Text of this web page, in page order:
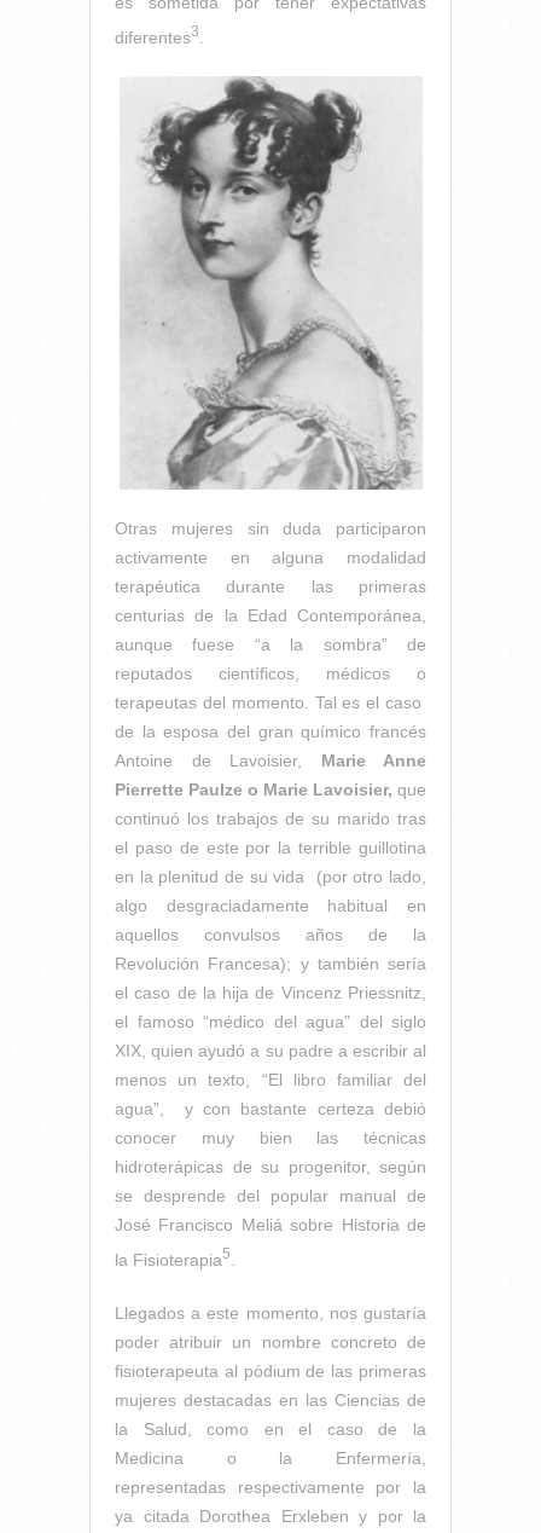
diferentes3
Otras mujeres sin duda participaron
activamente en alguna modalidad
terapéutica durante las primeras
centurias de la Edad Contemporánea,
aunque fuese “a la sombra” de
reputados científicos, médicos o
terapeutas del momento. Tal es el caso
de la esposa del gran químico francés
Antoine de Lavoisier, Marie Anne
Pierrette Paulze o Marie Lavoisier, que
continuó los trabajos de su marido tras
el paso de este por la terrible guillotina
en la plenitud de su vida (por otro lado,
algo desgraciadamente habitual en
aquellos convulsos años de la
Revolución Francesa); y también sería
el caso de la hija de Vincenz Priessnitz,
el famoso “médico del agua” del siglo
XIX, quien ayudó a su padre a escribir al
menos un texto, “El libro familiar del
agua”, y con bastante certeza debió
conocer muy bien las técnicas
hidroterápicas de su progenitor, según
se desprende del popular manual de
José Francisco Meliá sobre Historia de
la Fisioterapia5
Llegados a este momento, nos gustaría
poder atribuir un nombre concreto de
fisioterapeuta al pódium de las primeras
mujeres destacadas en las Ciencias de
la Salud, como en el caso de la
Medicina o la Enfermería,
representadas respectivamente por la
ya citada Dorothea Erxleben y por la